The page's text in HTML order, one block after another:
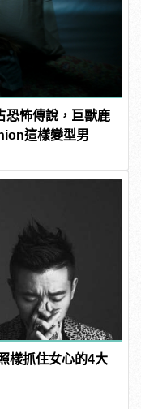
恐怖傳說，巨獸鹿
這樣變型男
樣抓住女心的4大